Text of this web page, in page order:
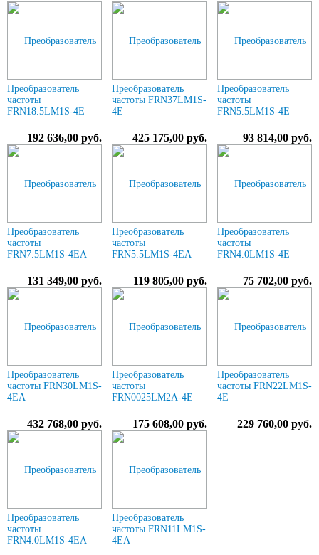
Преобразователь
частоты
FRN18.5LM1S-4E
192 636,00 руб.
Преобразователь
частоты FRN37LM1S-
4E
425 175,00 руб.
Преобразователь
частоты
FRN5.5LM1S-4E
93 814,00 руб.
Преобразователь
частоты
FRN7.5LM1S-4EA
131 349,00 руб.
Преобразователь
частоты
FRN5.5LM1S-4EA
119 805,00 руб.
Преобразователь
частоты
FRN4.0LM1S-4E
75 702,00 руб.
Преобразователь
частоты FRN30LM1S-
4EA
432 768,00 руб.
Преобразователь
частоты
FRN0025LM2A-4E
175 608,00 руб.
Преобразователь
частоты FRN22LM1S-
4E
229 760,00 руб.
Преобразователь
частоты
FRN4.0LM1S-4EA
Преобразователь
частоты FRN11LM1S-
4EA